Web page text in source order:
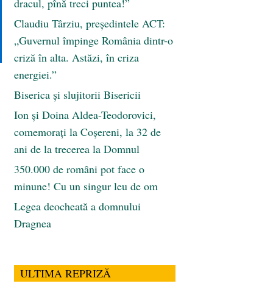
dracul, pînă treci puntea!”
Claudiu Târziu, președintele ACT:
„Guvernul împinge România dintr-o
criză în alta. Astăzi, în criza
energiei.”
Biserica și slujitorii Bisericii
Ion și Doina Aldea-Teodorovici,
comemorați la Coșereni, la 32 de
ani de la trecerea la Domnul
350.000 de români pot face o
minune! Cu un singur leu de om
Legea deocheată a domnului
Dragnea
ULTIMA REPRIZĂ